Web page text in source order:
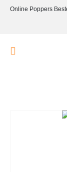
Online Poppers